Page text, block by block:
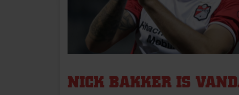
NICK BAKKER IS